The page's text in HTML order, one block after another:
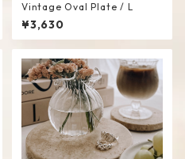
Vintage Oval Plate / L
¥3,630